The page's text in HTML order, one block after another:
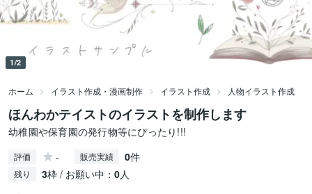
1/2
ホーム イラスト作成・漫画制作 イラスト作成 人物イラスト作成
ほんわかテイストのイラストを制作します
幼稚園や保育園の発行物等にぴったり!!!
評価 - 販売実績 0件
残り 3枠 / お願い中： 0人